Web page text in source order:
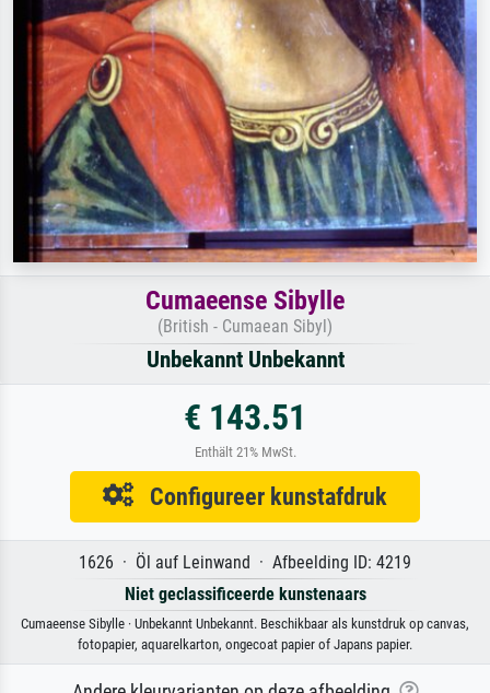
Cumaeense Sibylle
(British - Cumaean Sibyl)
Unbekannt Unbekannt
€ 143.51
Enthält 21% MwSt.
Configureer kunstafdruk
1626 · Öl auf Leinwand · Afbeelding ID: 4219
Niet geclassificeerde kunstenaars
Cumaeense Sibylle · Unbekannt Unbekannt. Beschikbaar als kunstdruk op canvas,
fotopapier, aquarelkarton, ongecoat papier of Japans papier.